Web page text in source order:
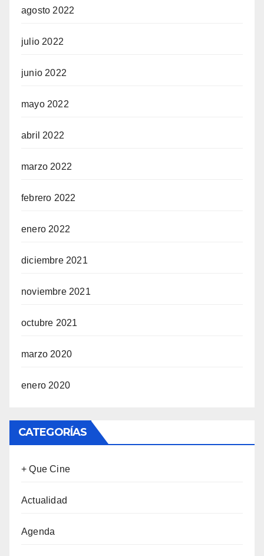
agosto 2022
julio 2022
junio 2022
mayo 2022
abril 2022
marzo 2022
febrero 2022
enero 2022
diciembre 2021
noviembre 2021
octubre 2021
marzo 2020
enero 2020
CATEGORÍAS
+ Que Cine
Actualidad
Agenda